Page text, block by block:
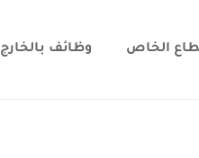
الخاص وظائف بالخارج